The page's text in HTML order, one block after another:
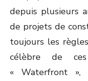
depuis plusieurs
de projets de
toujours les
célèbre de
« Waterfront »,